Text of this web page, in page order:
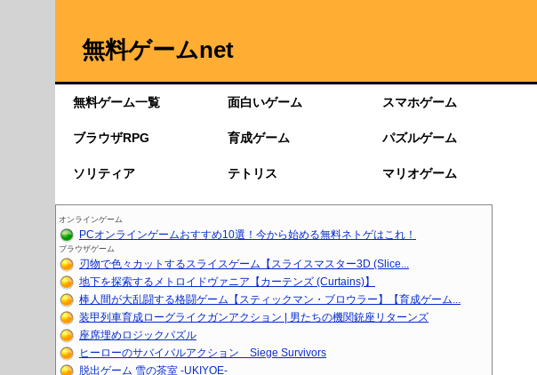
無料ゲームnet
無料ゲーム一覧 面白いゲーム スマホゲーム
ブラウザRPG 育成ゲーム パズルゲーム
ソリティア テトリス マリオゲーム
オンラインゲーム
PCオンラインゲームおすすめ10選！今から始める無料ネトゲはこれ！
ブラウザゲーム
刃物で色々カットするスライスゲーム【スライスマスター3D (Slice...
地下を探索するメトロイドヴァニア【カーテンズ (Curtains)】
棒人間が大乱闘する格闘ゲーム【スティックマン・ブロウラー】【育成ゲーム...
装甲列車育成ローグライクガンアクション | 男たちの機関銃座リターンズ
座席埋めロジックパズル
ヒーローのサバイバルアクション Siege Survivors
脱出ゲーム 雪の茶室 -UKIYOE-